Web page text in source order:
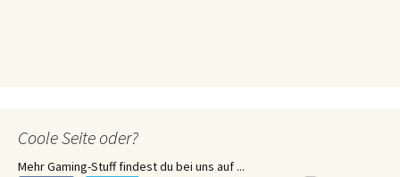
Coole Seite oder?
Mehr Gaming-Stuff findest du bei uns auf ...